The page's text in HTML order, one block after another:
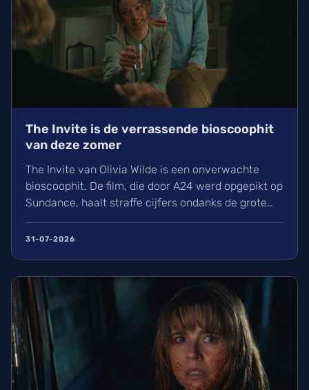
The Invite is de verrassende bioscoophit
van deze zomer
The Invite van Olivia Wilde is een onverwachte
bioscoophit. De film, die door A24 werd opgepikt op
Sundance, haalt straffe cijfers ondanks de grote
concurrentie. Wij ontdekken hoe deze kleinschalige
productie met Seth Rogen en Penélope Cruz in
relatiedrama.
31-07-2026